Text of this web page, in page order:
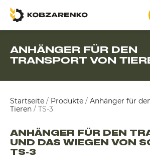
Deutsch
ANHÄNGER FÜR DEN
TRANSPORT VON
Startseite / Produkte / Anhänger für
Tieren / TS-3
ANHÄNGER FÜR DEN
UND DAS WIEGEN VON
TS-3